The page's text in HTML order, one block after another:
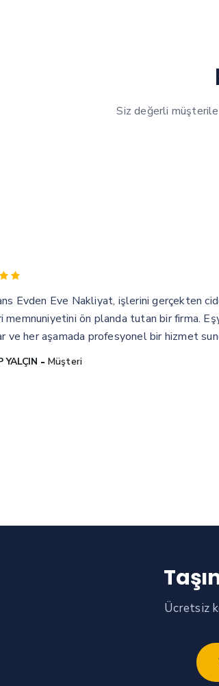
Siz değerli
Evden Eve Nakliyat, işlerini gerçekten
memnuniyetini ön planda tutan bir firma.
ve her aşamada profesyonel bir hizmet
YALÇIN Müşteri
Ücretsiz